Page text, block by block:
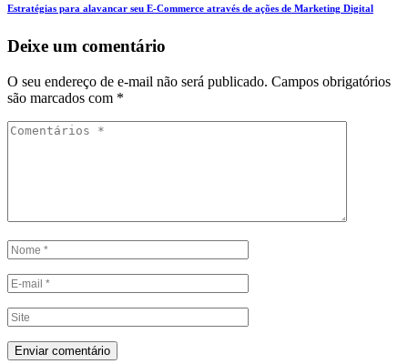
Estratégias para alavancar seu E-Commerce através de ações de Marketing Digital
Deixe um comentário
O seu endereço de e-mail não será publicado. Campos obrigatórios
são marcados com *